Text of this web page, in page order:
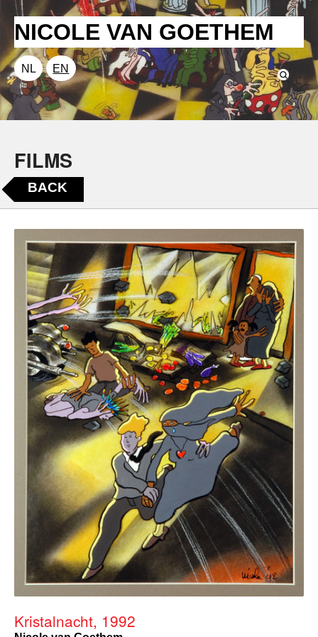
NICOLE VAN GOETHEM
NL EN
FILMS
BACK
Kristalnacht, 1992